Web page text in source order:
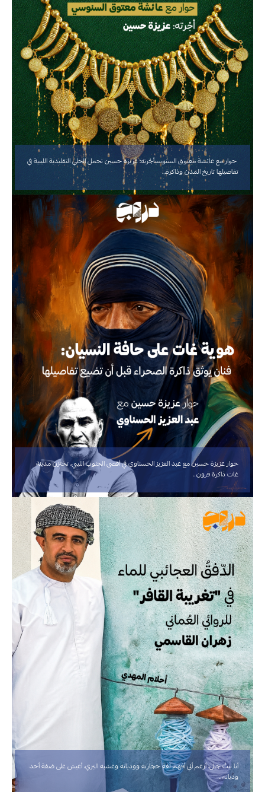
حوار مع عائشة معتوق السنوسيأجْرته: عزيزة حسين تحمل الحلي التقليدية الليبية في
تفاصيلها تاريخ المدن وذاكرة…
حوار عزيزة حسين مع عبد العزيز الحسناوي في أقصى الجنوب الليبي، تختزن مدينة
غات ذاكرة قرون…
أنا بنتُ جبل، أزعم أني أفهم لغة حجارته ووديانه وعشبه البري، أعيش على ضفة أحد
وديانه…